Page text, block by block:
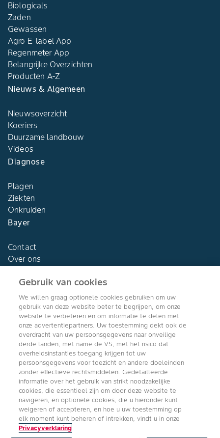
Biologicals
Zaden
Gewassen
Agro E-label App
Regenmeter App
Belangrijke Overzichten
Producten A-Z
Nieuws & Algemeen
Nieuwsoverzicht
Koeriers
Duurzame landbouw
Videos
Diagnose
Plagen
Ziekten
Onkruiden
Bayer
Contact
Over ons
Agro Bayer
Nederland
Volg ons
Copyright © Bayer Crop Science 2024
Gebruik van cookies
We willen graag optionele cookies gebruiken om uw
gebruik van deze website beter te begrijpen, om onze
website te verbeteren en om informatie te delen met
onze advertentiepartners. Uw toestemming dekt ook de
overdracht van uw persoonsgegevens naar onveilige
derde landen, met name de VS, met het risico dat
overheidsinstanties toegang krijgen tot uw
persoonsgegevens voor toezicht en andere doeleinden
zonder effectieve rechtsmiddelen. Gedetailleerde
informatie over het gebruik van strikt noodzakelijke
cookies, die essentieel zijn om door deze website te
navigeren, en optionele cookies, die u hieronder kunt
weigeren of accepteren, en hoe u uw toestemming op
elk moment kunt beheren of intrekken, vindt u in onze
Privacyverklaring